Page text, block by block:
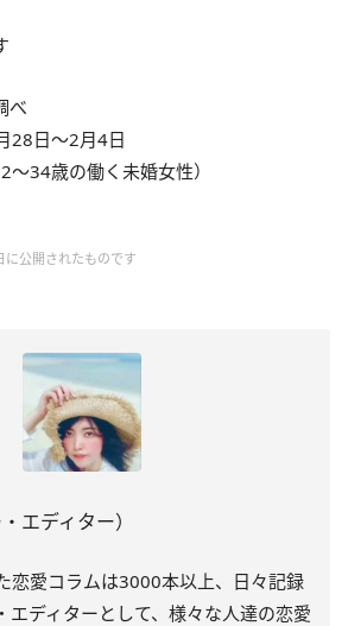
べ
28日～2月4日
34歳の働く未婚女性）
公開されたものです
エディター）
恋愛コラムは3000本以上、日々記録
エディターとして、様々な人達の恋愛